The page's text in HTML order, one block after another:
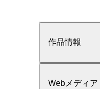
作品情報
Webメディア